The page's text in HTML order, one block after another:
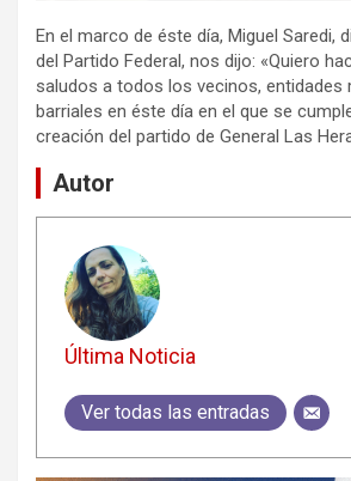
En el marco de éste día, Miguel Saredi,
del Partido Federal, nos dijo: «Quiero
saludos a todos los vecinos, entidades
barriales en éste día en el que se
creación del partido de General Las
Autor
Última Noticia
Ver todas las entradas